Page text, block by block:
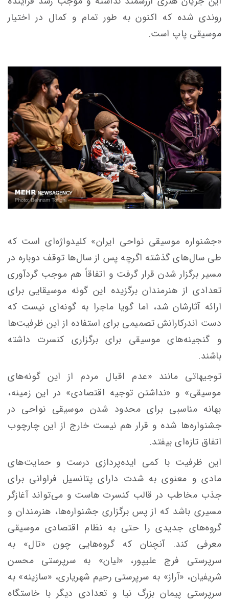
روندی شده که اکنون به طور تمام و کمال در اختیار
موسیقی پاپ است.
«جشنواره موسیقی نواحی ایران» کلیدواژه‌ای است که
طی سال‌های گذشته اگرچه پس از سال‌ها توقف دوباره در
مسیر برگزار شدن قرار گرفت و اتفاقاً هم موجب گردآوری
تعدادی از هنرمندان برگزیده این گونه موسیقایی برای
ارائه آثارشان شد، اما گویا ماجرا به گونه‌ای نیست که
دست اندرکارانش تصمیمی برای استفاده از این ظرفیت‌ها
و گنجینه‌های موسیقی برای برگزاری کنسرت داشته
باشند.
توجیهاتی مانند «عدم اقبال مردم از این گونه‌های
موسیقی» و «نداشتن توجیه اقتصادی» در این زمینه،
بهانه مناسبی برای محدود شدن موسیقی نواحی در
جشنواره‌ها شده و قرار هم نیست خارج از این چارچوب
اتفاق تازه‌ای بیفتد.
این ظرفیت با کمی ایده‌پردازی درست و حمایت‌های
مادی و معنوی به شدت دارای پتانسیل فراوانی برای
جذب مخاطب در قالب کنسرت هاست و می‌تواند آغازگر
مسیری باشد که از پس برگزاری جشنواره‌ها، هنرمندان و
گروه‌های جدیدی را حتی به نظام اقتصادی موسیقی
معرفی کند. آنچنان که گروه‌هایی چون «تال» به
سرپرستی فرج علیپور، «لیان» به سرپرستی محسن
شریفیان، «آراز» به سرپرستی رحیم شهریاری، «سازینه» به
سرپرستی پیمان بزرگ نیا و تعدادی دیگر با خاستگاه